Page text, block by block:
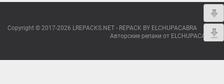
Copyright © 2017-2026 LREPACKS.NET - REPACK BY ELCHUPACABRA
Авторские репаки от ELCHUPACABRA